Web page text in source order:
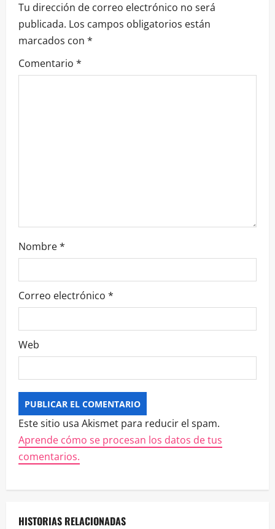
Tu dirección de correo electrónico no será
publicada. Los campos obligatorios están
marcados con *
Comentario *
Nombre*
Correo electrónico *
Web
Este sitio usa Akismet para reducir el spam.
Aprende cómo se procesan los datos de tus
comentarios.
HISTORIAS RELACIONADAS